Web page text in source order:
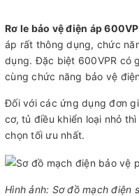
Rơ le bảo vệ điện áp
áp rất thông dụng, chức
dụng. Đặc biệt 600VPR có
cùng chức năng bảo vệ
Đối với các ứng dụng đơn
cơ, tủ điều khiển loại nhỏ
chọn tối ưu nhất.
Hình ảnh: Sơ đồ mạch điện